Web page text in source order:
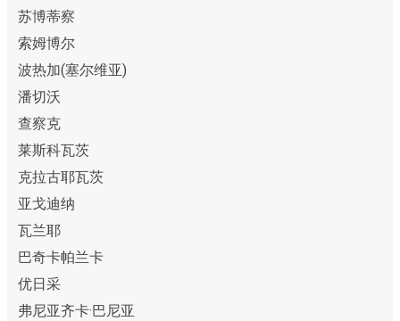
苏博蒂察
索姆博尔
波热加(塞尔维亚)
潘切沃
查察克
莱斯科瓦茨
克拉古耶瓦茨
亚戈迪纳
瓦兰耶
巴奇卡帕兰卡
优日采
弗尼亚齐卡·巴尼亚